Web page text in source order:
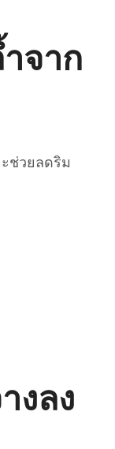
จาก
ะช่วยลดริม
งลง